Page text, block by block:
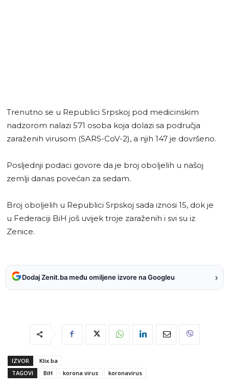
Trenutno se u Republici Srpskoj pod medicinskim
nadzorom nalazi 571 osoba koja dolazi sa područja
zaraženih virusom (SARS-CoV-2), a njih 147 je dovršeno.
Posljednji podaci govore da je broj oboljelih u našoj
zemlji danas povećan za sedam.
Broj oboljelih u Republici Srpskoj sada iznosi 15, dok je
u Federaciji BiH još uvijek troje zaraženih i svi su iz
Zenice.
Dodaj Zenit.ba među omiljene izvore na Googleu ›
IZVOR
Klix.ba
TAGOVI
BiH korona virus koronavirus